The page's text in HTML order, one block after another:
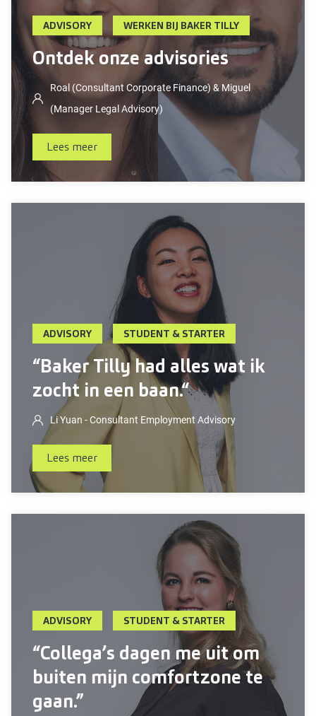
ADVISORY WERKEN BIJ BAKER TILLY
Ontdek onze advisories
Roal (Consultant Corporate Finance) & Miguel
(Manager Legal Advisory)
Lees meer
ADVISORY STUDENT & STARTER
“Baker Tilly had alles wat ik
zocht in een baan.“
Li Yuan - Consultant Employment Advisory
Lees meer
ADVISORY STUDENT & STARTER
“Collega’s dagen me uit om
buiten mijn comfortzone te
gaan.”